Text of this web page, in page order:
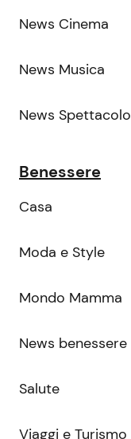
News Cinema
News Musica
News Spettacolo
Benessere
Casa
Moda e Style
Mondo Mamma
News benessere
Salute
Viaggi e Turismo